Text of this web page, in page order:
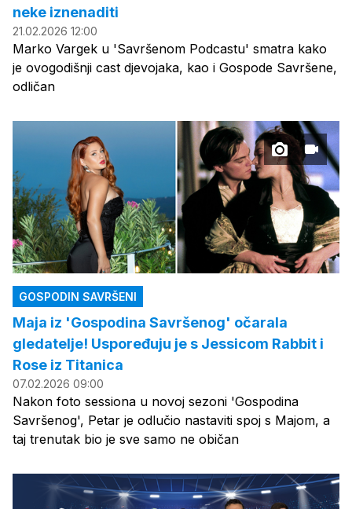
neke iznenaditi
21.02.2026 12:00
Marko Vargek u 'Savršenom Podcastu' smatra kako
je ovogodišnji cast djevojaka, kao i Gospode Savršene,
odličan
GOSPODIN SAVRŠENI
Maja iz 'Gospodina Savršenog' očarala
gledatelje! Uspoređuju je s Jessicom Rabbit i
Rose iz Titanica
07.02.2026 09:00
Nakon foto sessiona u novoj sezoni 'Gospodina
Savršenog', Petar je odlučio nastaviti spoj s Majom, a
taj trenutak bio je sve samo ne običan